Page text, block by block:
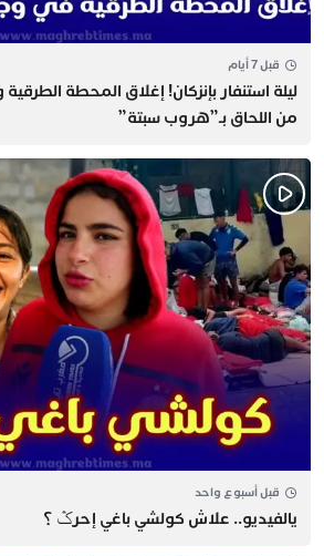
قبل 7 أيام
​ليلة استنفار بإنزكان! إغلاق المحطة
من اللحاق بـ”هروب سبتة”
قبل أسبوع واحد
يالفيديو.. علاش كولشي باغي إحرݣ ؟